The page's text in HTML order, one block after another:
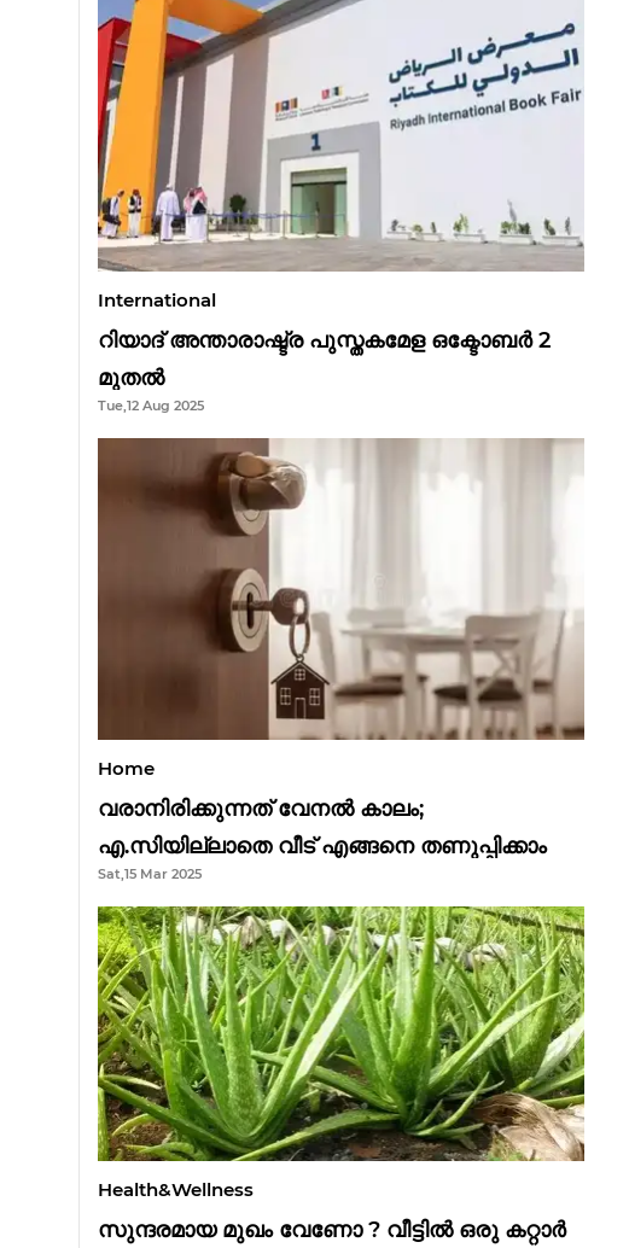
International
റിയാദ് അന്താരാഷ്ട്ര പുസ്തകമേള ഒക്ടോബർ 2
മുതൽ
Tue,12 Aug 2025
Home
വരാനിരിക്കുന്നത് വേനൽ കാലം;
എ.സിയില്ലാതെ വീട് എങ്ങനെ തണുപ്പിക്കാം
Sat,15 Mar 2025
Health&Wellness
സുന്ദരമായ മുഖം വേണോ ? വീട്ടിൽ ഒരു കറ്റാർ